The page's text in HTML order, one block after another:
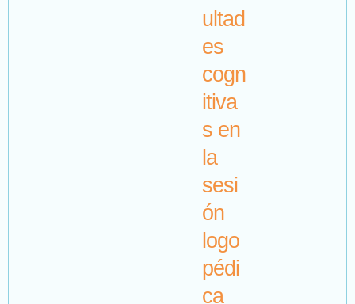
ultad
es
cogn
itiva
s en
la
sesi
ón
logo
pédi
ca